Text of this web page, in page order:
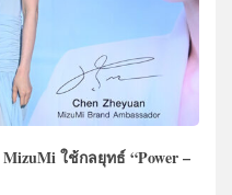
MizuMi ใช้กลยุทธ์ “Power –